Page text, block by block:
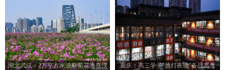
湖北武汉：2万平方米波斯菊花海在汉
重庆：高三学子“挑灯夜读”备战高考